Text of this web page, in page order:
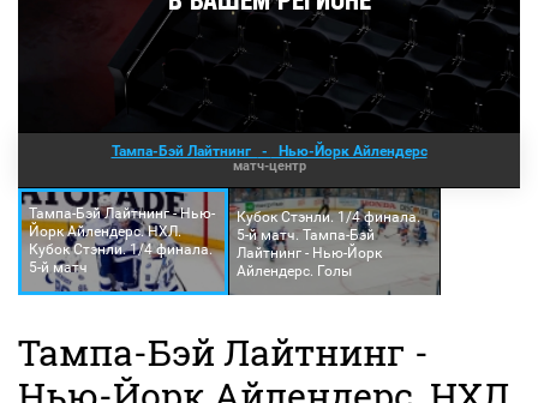
Тампа-Бэй Лайтнинг - Нью-Йорк Айлендерс
матч-центр
Тампа-Бэй Лайтнинг - Нью-
Йорк Айлендерс. НХЛ.
Кубок Стэнли. 1/4 финала.
5-й матч
Кубок Стэнли. 1/4 финала.
5-й матч. Тампа-Бэй
Лайтнинг - Нью-Йорк
Айлендерс. Голы
Тампа-Бэй Лайтнинг -